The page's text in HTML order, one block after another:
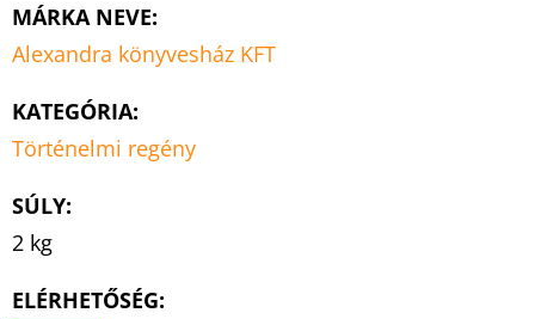
MÁRKA NEVE:
Alexandra könyvesház KFT
KATEGÓRIA:
Történelmi regény
SÚLY:
2 kg
ELÉRHETŐSÉG: